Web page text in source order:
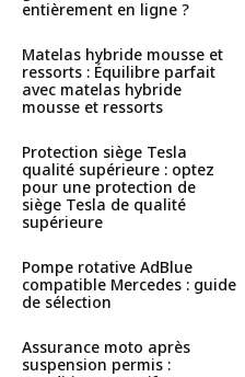
entièrement en ligne ?
Matelas hybride mousse et
ressorts : Équilibre parfait
avec matelas hybride
mousse et ressorts
Protection siège Tesla
qualité supérieure : optez
pour une protection de
siège Tesla de qualité
supérieure
Pompe rotative AdBlue
compatible Mercedes : guide
de sélection
Assurance moto après
suspension permis :